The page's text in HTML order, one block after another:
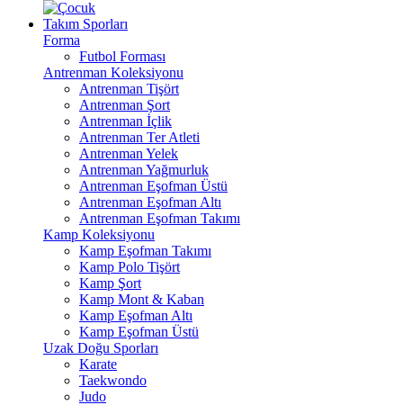
Takım Sporları
Forma
Futbol Forması
Antrenman Koleksiyonu
Antrenman Tişört
Antrenman Şort
Antrenman İçlik
Antrenman Ter Atleti
Antrenman Yelek
Antrenman Yağmurluk
Antrenman Eşofman Üstü
Antrenman Eşofman Altı
Antrenman Eşofman Takımı
Kamp Koleksiyonu
Kamp Eşofman Takımı
Kamp Polo Tişört
Kamp Şort
Kamp Mont & Kaban
Kamp Eşofman Altı
Kamp Eşofman Üstü
Uzak Doğu Sporları
Karate
Taekwondo
Judo